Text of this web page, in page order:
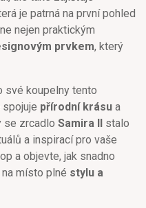
je patrná na první pohled
nejen praktickým
prvkem, který
své koupelny tento
přírodní krásu a
se zrcadlo Samira II stalo
a inspirací pro vaše
a objevte, jak snadno
místo plné stylu a